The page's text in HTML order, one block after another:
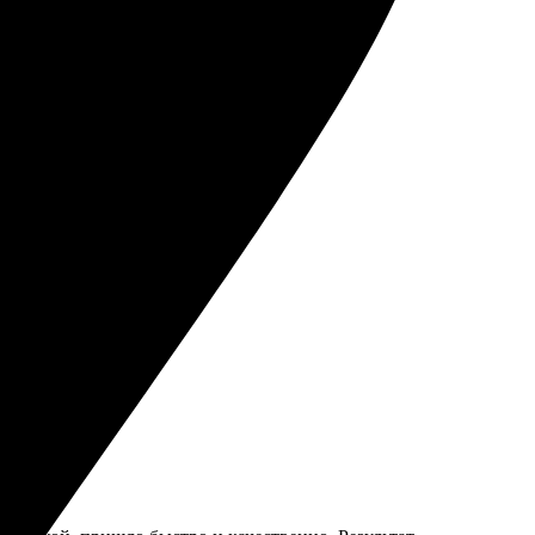
аккуратно.
результатом!